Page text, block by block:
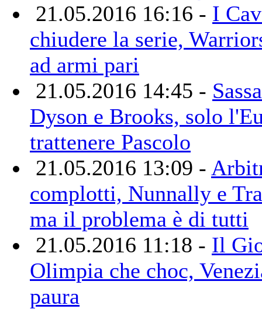
21.05.2016 16:16 - I
chiudere la serie,
ad armi pari
21.05.2016 14:45 -
Dyson e Brooks, solo
trattenere Pascolo
21.05.2016 13:09 -
complotti, Nunnally e
ma il problema è di tutti
21.05.2016 11:18 - Il
Olimpia che choc,
paura